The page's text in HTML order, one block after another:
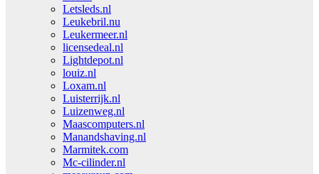
Letsleds.nl
Leukebril.nu
Leukermeer.nl
licensedeal.nl
Lightdepot.nl
louiz.nl
Loxam.nl
Luisterrijk.nl
Luizenweg.nl
Maascomputers.nl
Manandshaving.nl
Marmitek.com
Mc-cilinder.nl